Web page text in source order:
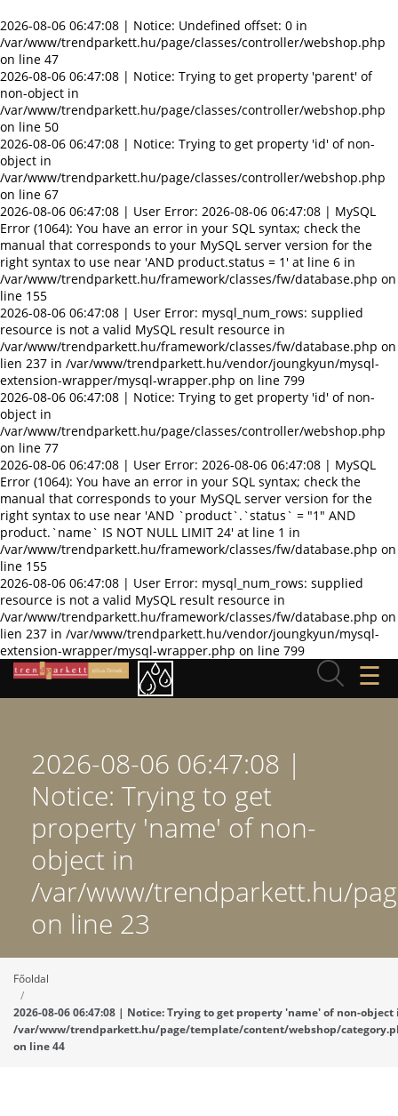
2026-08-06 06:47:08 | Notice: Undefined offset: 0 in
/var/www/trendparkett.hu/page/classes/controller/webshop.php
on line 47
2026-08-06 06:47:08 | Notice: Trying to get property 'parent' of
non-object in
/var/www/trendparkett.hu/page/classes/controller/webshop.php
on line 50
2026-08-06 06:47:08 | Notice: Trying to get property 'id' of non-
object in
/var/www/trendparkett.hu/page/classes/controller/webshop.php
on line 67
2026-08-06 06:47:08 | User Error: 2026-08-06 06:47:08 | MySQL
Error (1064): You have an error in your SQL syntax; check the
manual that corresponds to your MySQL server version for the
right syntax to use near 'AND product.status = 1' at line 6 in
/var/www/trendparkett.hu/framework/classes/fw/database.php on
line 155
2026-08-06 06:47:08 | User Error: mysql_num_rows: supplied
resource is not a valid MySQL result resource in
/var/www/trendparkett.hu/framework/classes/fw/database.php on
lien 237 in /var/www/trendparkett.hu/vendor/joungkyun/mysql-
extension-wrapper/mysql-wrapper.php on line 799
2026-08-06 06:47:08 | Notice: Trying to get property 'id' of non-
object in
/var/www/trendparkett.hu/page/classes/controller/webshop.php
on line 77
2026-08-06 06:47:08 | User Error: 2026-08-06 06:47:08 | MySQL
Error (1064): You have an error in your SQL syntax; check the
manual that corresponds to your MySQL server version for the
right syntax to use near 'AND `product`.`status` = "1" AND
product.`name` IS NOT NULL LIMIT 24' at line 1 in
/var/www/trendparkett.hu/framework/classes/fw/database.php on
line 155
2026-08-06 06:47:08 | User Error: mysql_num_rows: supplied
resource is not a valid MySQL result resource in
/var/www/trendparkett.hu/framework/classes/fw/database.php on
lien 237 in /var/www/trendparkett.hu/vendor/joungkyun/mysql-
extension-wrapper/mysql-wrapper.php on line 799
☰
2026-08-06 06:47:08 |
Notice: Trying to get
property 'name' of non-
object in
/var/www/trendparkett.hu/
on line 23
Főoldal
2026-08-06 06:47:08 | Notice: Trying to get property 'name' of non-object
/var/www/trendparkett.hu/page/template/content/webshop/
on line 44